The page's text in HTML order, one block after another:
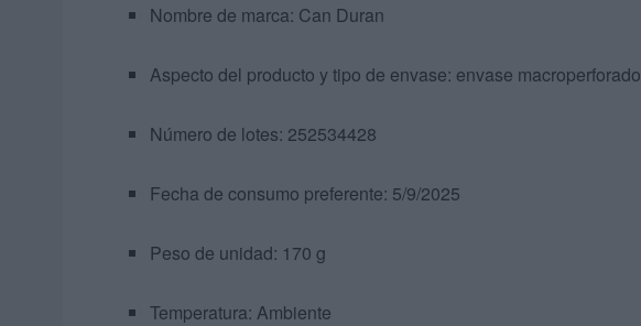
Nombre de marca: Can Duran
Aspecto del producto y tipo de envase: envase macroperforado
Número de lotes: 252534428
Fecha de consumo preferente: 5/9/2025
Peso de unidad: 170 g
Temperatura: Ambiente